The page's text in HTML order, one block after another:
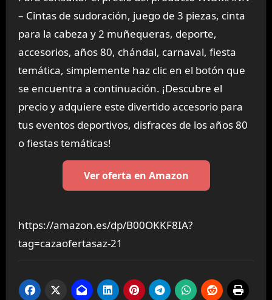
– Cintas de sudoración, juego de 3 piezas, cinta
para la cabeza y 2 muñequeras, deporte,
accesorios, años 80, chándal, carnaval, fiesta
temática, simplemente haz clic en el botón que
se encuentra a continuación. ¡Descubre el
precio y adquiere este divertido accesorio para
tus eventos deportivos, disfraces de los años 80
o fiestas temáticas!
Ver oferta en Amazon
https://amazon.es/dp/B00OKKF8IA?
tag=cazaofertasaz-21